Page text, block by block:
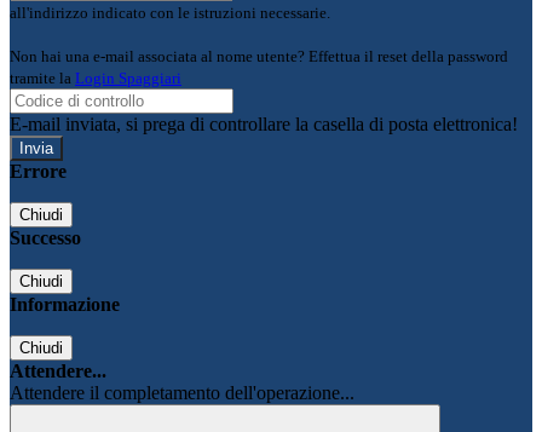
all'indirizzo indicato con le istruzioni necessarie.
Non hai una e-mail associata al nome utente? Effettua il reset della password
tramite la Login Spaggiari
E-mail inviata, si prega di controllare la casella di posta elettronica!
Errore
Chiudi
Successo
Chiudi
Informazione
Chiudi
Attendere...
Attendere il completamento dell'operazione...